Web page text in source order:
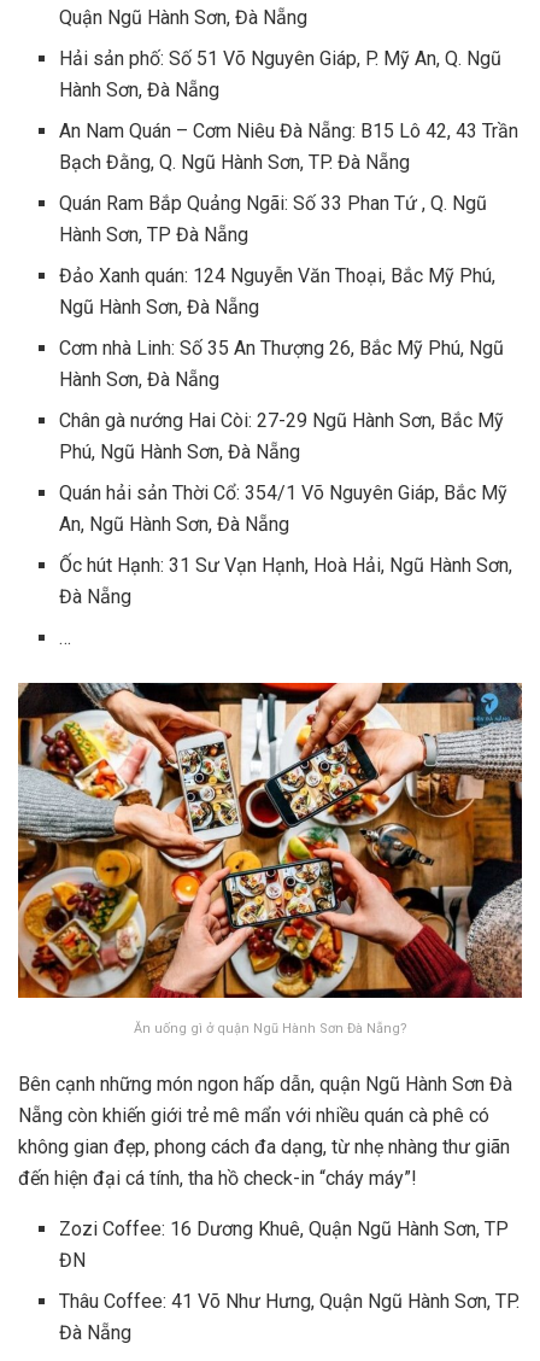
Quận Ngũ Hành Sơn, Đà Nẵng
Hải sản phố: Số 51 Võ Nguyên Giáp, P. Mỹ An, Q. Ngũ
Hành Sơn, Đà Nẵng
An Nam Quán – Cơm Niêu Đà Nẵng: B15 Lô 42, 43 Trần
Bạch Đằng, Q. Ngũ Hành Sơn, TP. Đà Nẵng
Quán Ram Bắp Quảng Ngãi: Số 33 Phan Tứ , Q. Ngũ
Hành Sơn, TP Đà Nẵng
Đảo Xanh quán: 124 Nguyễn Văn Thoại, Bắc Mỹ Phú,
Ngũ Hành Sơn, Đà Nẵng
Cơm nhà Linh: Số 35 An Thượng 26, Bắc Mỹ Phú, Ngũ
Hành Sơn, Đà Nẵng
Chân gà nướng Hai Còi: 27-29 Ngũ Hành Sơn, Bắc Mỹ
Phú, Ngũ Hành Sơn, Đà Nẵng
Quán hải sản Thời Cổ: 354/1 Võ Nguyên Giáp, Bắc Mỹ
An, Ngũ Hành Sơn, Đà Nẵng
Ốc hút Hạnh: 31 Sư Vạn Hạnh, Hoà Hải, Ngũ Hành Sơn,
Đà Nẵng
…
Ăn uống gì ở quận Ngũ Hành Sơn Đà Nẵng?
Bên cạnh những món ngon hấp dẫn, quận Ngũ Hành Sơn Đà
Nẵng còn khiến giới trẻ mê mẩn với nhiều quán cà phê có
không gian đẹp, phong cách đa dạng, từ nhẹ nhàng thư giãn
đến hiện đại cá tính, tha hồ check-in “cháy máy”!
Zozi Coffee: 16 Dương Khuê, Quận Ngũ Hành Sơn, TP
ĐN
Thâu Coffee: 41 Võ Như Hưng, Quận Ngũ Hành Sơn, TP.
Đà Nẵng